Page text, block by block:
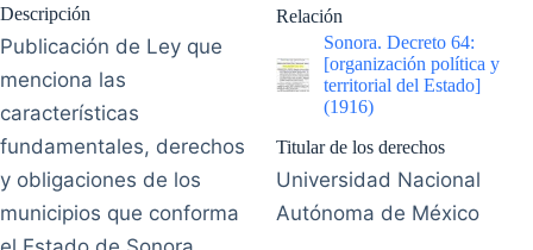
Descripción
Publicación de Ley que
menciona las
características
fundamentales, derechos
y obligaciones de los
municipios que conforma
Relación
Sonora. Decreto 64:
[organización política y
territorial del Estado]
(1916)
Titular de los derechos
Universidad Nacional
Autónoma de México